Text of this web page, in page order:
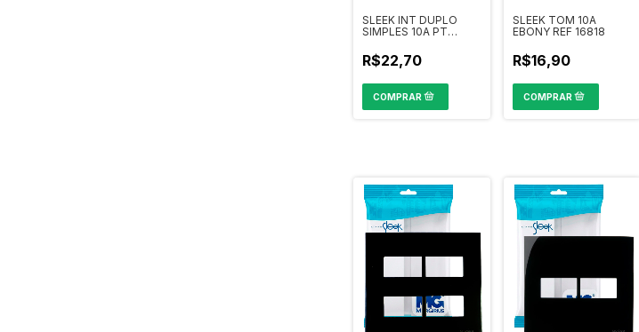
SLEEK INT DUPLO
SIMPLES 10A PT
R$22,70
SLEEK TOM 10A
EBONY REF 16818
R$16,90